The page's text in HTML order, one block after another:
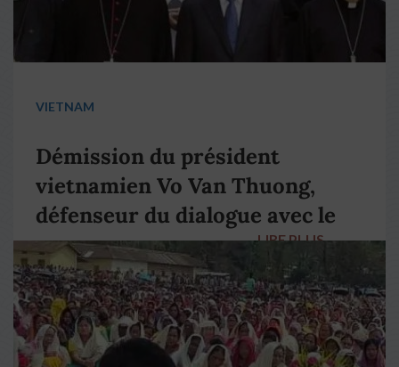
VIETNAM
Démission du président
vietnamien Vo Van Thuong,
défenseur du dialogue avec le
pape François
LIRE PLUS →